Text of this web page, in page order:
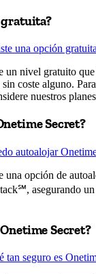
una opción
un nivel gratuito
coste alguno.
nuestros
Secret?
autoalojar
una opción de
asegurando
Secret?
tan seguro es